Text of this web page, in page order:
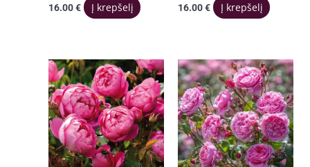
16.00€ Į krepšelį 16.00€ Į krepšelį